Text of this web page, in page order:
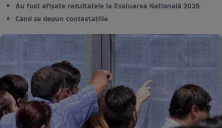
Au fost afișate rezultatele la Evaluarea Națională 2026
Când se depun contestațiile